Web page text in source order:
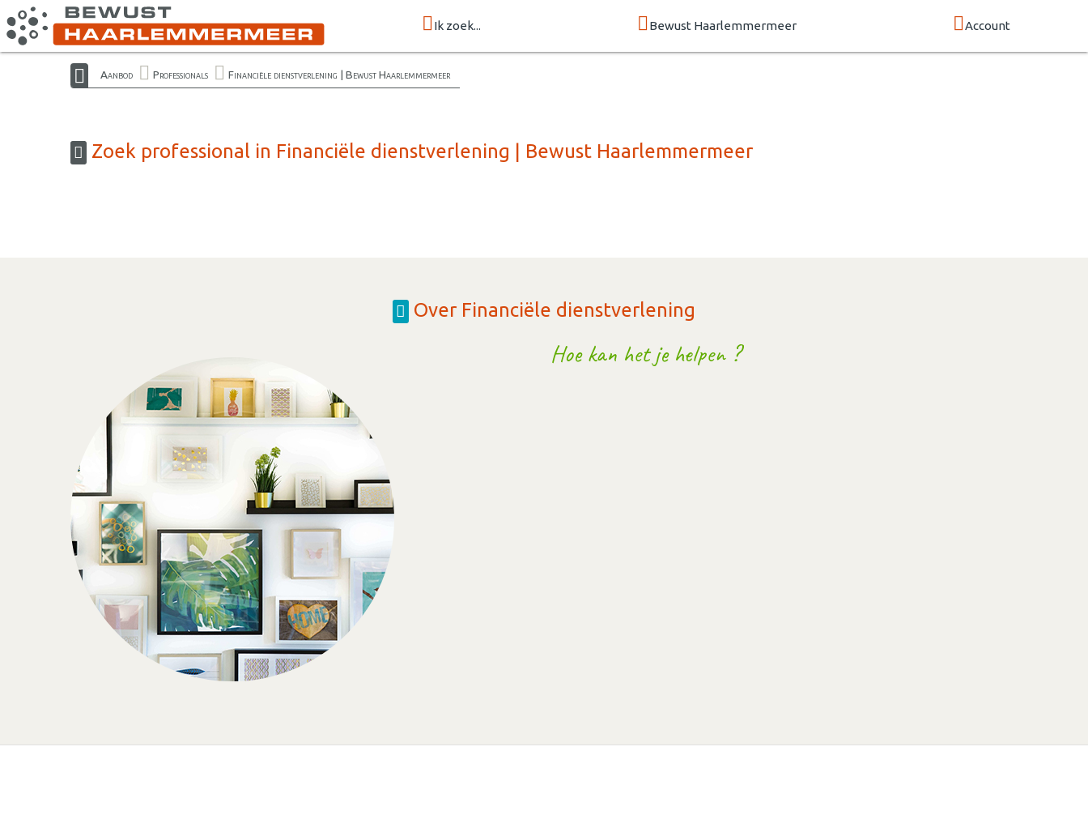
Ik zoek... Bewust Haarlemmermeer Account
Aanbod Professionals Financiële dienstverlening | Bewust Haarlemmermeer
Zoek professional in Financiële dienstverlening | Bewust Haarlemmermeer
Over Financiële dienstverlening
Hoe kan het je helpen ?